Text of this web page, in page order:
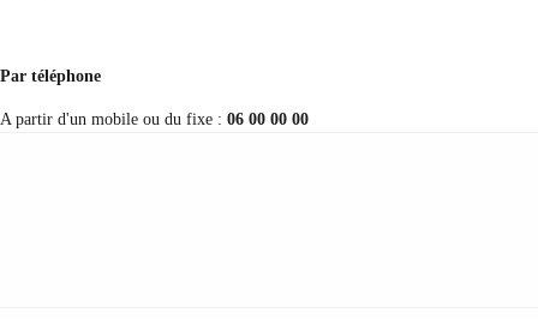
Par téléphone
A partir d'un mobile ou du fixe : 06 00 00 00